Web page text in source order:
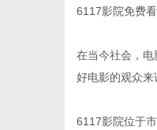
6117影院免费
在当今社会，
好电影的观众来
6117影院位于